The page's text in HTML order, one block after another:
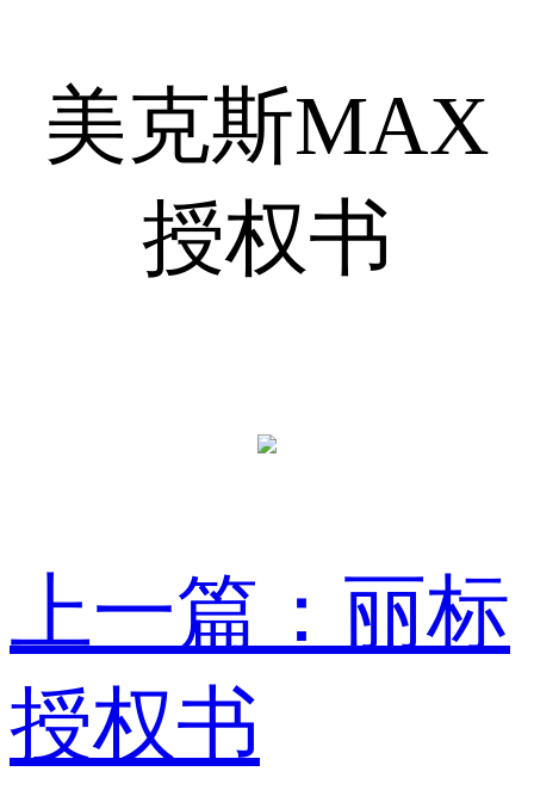
美克斯MAX
授权书
上一篇：丽标
授权书